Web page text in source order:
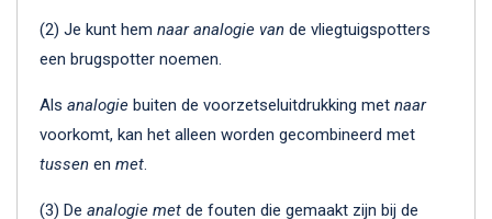
(2) Je kunt hem naar analogie van de vliegtuigspotters
een brugspotter noemen.
Als analogie buiten de voorzetseluitdrukking met naar
voorkomt, kan het alleen worden gecombineerd met
tussen en met.
(3) De analogie met de fouten die gemaakt zijn bij de